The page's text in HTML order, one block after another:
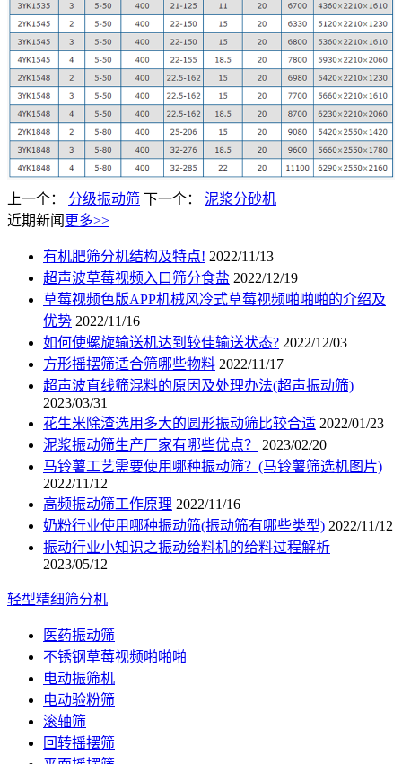
上一个： 分级振动筛 下一个： 泥浆分砂机
近期新闻 更多>>
有机肥筛分机结构及特点! 2022/11/13
超声波草莓视频入口筛分食盐 2022/12/19
草莓视频色版APP机械风冷式草莓视频啪啪啪的介绍及
优势 2022/11/16
如何使螺旋输送机达到较佳输送状态? 2022/12/03
方形摇摆筛适合筛哪些物料 2022/11/17
超声波直线筛混料的原因及处理办法(超声振动筛)
2023/03/31
花生米除渣选用多大的圆形振动筛比较合适 2022/01/23
泥浆振动筛生产厂家有哪些优点？
2023/02/20
马铃薯工艺需要使用哪种振动筛？(马铃薯筛选机图片)
2022/11/12
高频振动筛工作原理 2022/11/16
奶粉行业使用哪种振动筛(振动筛有哪些类型) 2022/11/12
振动行业小知识之振动给料机的给料过程解析
2023/05/12
轻型精细筛分机
医药振动筛
不锈钢草莓视频啪啪啪
电动振筛机
电动验粉筛
滚轴筛
回转摇摆筛